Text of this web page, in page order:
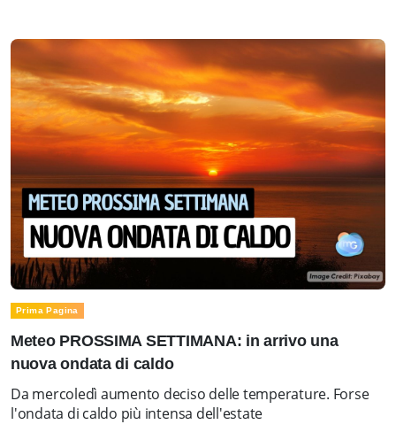
Prima Pagina
Meteo PROSSIMA SETTIMANA: in arrivo una
nuova ondata di caldo
Da mercoledì aumento deciso delle temperature. Forse
l'ondata di caldo più intensa dell'estate